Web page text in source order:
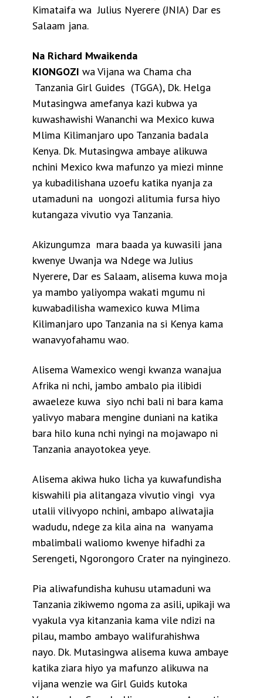
Kimataifa wa Julius Nyerere (JNIA) Dar es
Salaam jana.
Na Richard Mwaikenda
KIONGOZI wa Vijana wa Chama cha
Tanzania Girl Guides (TGGA), Dk. Helga
Mutasingwa amefanya kazi kubwa ya
kuwashawishi Wananchi wa Mexico kuwa
Mlima Kilimanjaro upo Tanzania badala
Kenya. Dk. Mutasingwa ambaye alikuwa
nchini Mexico kwa mafunzo ya miezi minne
ya kubadilishana uzoefu katika nyanja za
utamaduni na uongozi alitumia fursa hiyo
kutangaza vivutio vya Tanzania.
Akizungumza mara baada ya kuwasili jana
kwenye Uwanja wa Ndege wa Julius
Nyerere, Dar es Salaam, alisema kuwa moja
ya mambo yaliyompa wakati mgumu ni
kuwabadilisha wamexico kuwa Mlima
Kilimanjaro upo Tanzania na si Kenya kama
wanavyofahamu wao.
Alisema Wamexico wengi kwanza wanajua
Afrika ni nchi, jambo ambalo pia ilibidi
awaeleze kuwa siyo nchi bali ni bara kama
yalivyo mabara mengine duniani na katika
bara hilo kuna nchi nyingi na mojawapo ni
Tanzania anayotokea yeye.
Alisema akiwa huko licha ya kuwafundisha
kiswahili pia alitangaza vivutio vingi vya
utalii vilivyopo nchini, ambapo aliwatajia
wadudu, ndege za kila aina na wanyama
mbalimbali waliomo kwenye hifadhi za
Serengeti, Ngorongoro Crater na nyinginezo.
Pia aliwafundisha kuhusu utamaduni wa
Tanzania zikiwemo ngoma za asili, upikaji wa
vyakula vya kitanzania kama vile ndizi na
pilau, mambo ambayo walifurahishwa
nayo. Dk. Mutasingwa alisema kuwa ambaye
katika ziara hiyo ya mafunzo alikuwa na
vijana wenzie wa Girl Guids kutoka